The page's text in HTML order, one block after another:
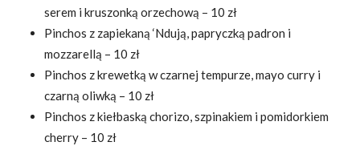
serem i kruszonką orzechową – 10 zł
Pinchos z zapiekaną ‘Ndują, papryczką padron i
mozzarellą – 10 zł
Pinchos z krewetką w czarnej tempurze, mayo curry i
czarną oliwką – 10 zł
Pinchos z kiełbaską chorizo, szpinakiem i pomidorkiem
cherry – 10 zł